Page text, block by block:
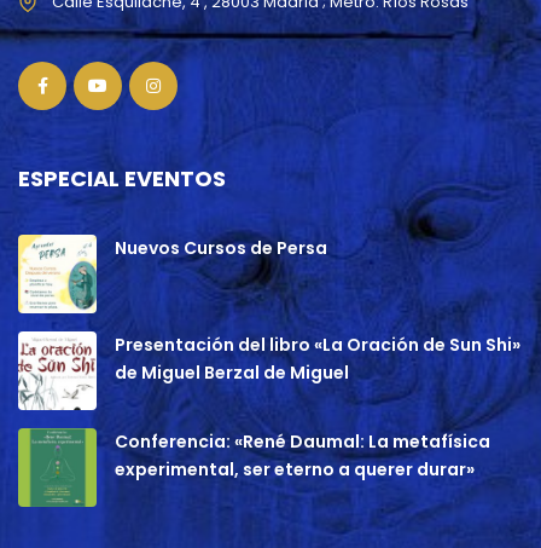
ESPECIAL EVENTOS
Nuevos Cursos de Persa
Presentación del libro «La Oración de Sun Shi»
de Miguel Berzal de Miguel
Conferencia: «René Daumal: La metafísica
experimental, ser eterno a querer durar»